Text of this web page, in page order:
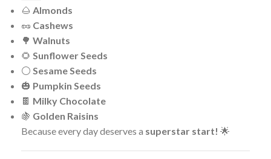
🌰 Almonds
🥜 Cashews
🌳 Walnuts
🌻 Sunflower Seeds
⚪ Sesame Seeds
🎃 Pumpkin Seeds
🍫 Milky Chocolate
🍇 Golden Raisins
Because every day deserves a superstar start! 🌟